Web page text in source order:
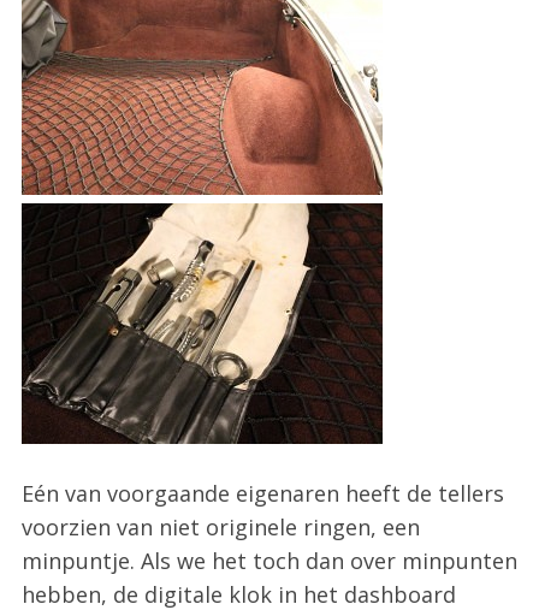
Eén van voorgaande eigenaren heeft de tellers
voorzien van niet originele ringen, een
minpuntje. Als we het toch dan over minpunten
hebben, de digitale klok in het dashboard